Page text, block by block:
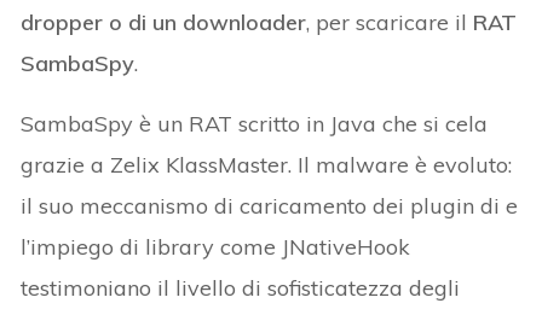
dropper o di un downloader, per scaricare il RAT
SambaSpy.
SambaSpy è un RAT scritto in Java che si cela
grazie a Zelix KlassMaster. Il malware è evoluto:
il suo meccanismo di caricamento dei plugin di e
l’impiego di library come JNativeHook
testimoniano il livello di sofisticatezza degli